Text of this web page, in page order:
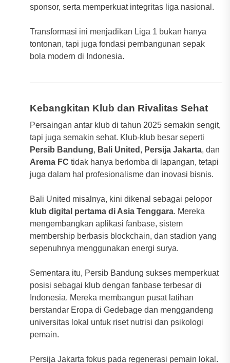
sponsor, serta memperkuat integritas liga nasional.
Transformasi ini menjadikan Liga 1 bukan hanya
tontonan, tapi juga fondasi pembangunan sepak
bola modern di Indonesia.
Kebangkitan Klub dan Rivalitas Sehat
Persaingan antar klub di tahun 2025 semakin sengit,
tapi juga semakin sehat. Klub-klub besar seperti
Persib Bandung, Bali United , Persija Jakarta, dan
Arema FC tidak hanya berlomba di lapangan, tetapi
juga dalam hal profesionalisme dan inovasi bisnis.
Bali United misalnya, kini dikenal sebagai pelopor
klub digital pertama di Asia Tenggara. Mereka
mengembangkan aplikasi fanbase, sistem
membership berbasis blockchain, dan stadion yang
sepenuhnya menggunakan energi surya.
Sementara itu, Persib Bandung sukses memperkuat
posisi sebagai klub dengan fanbase terbesar di
Indonesia. Mereka membangun pusat latihan
berstandar Eropa di Gedebage dan menggandeng
universitas lokal untuk riset nutrisi dan psikologi
pemain.
Persija Jakarta fokus pada regenerasi pemain lokal.